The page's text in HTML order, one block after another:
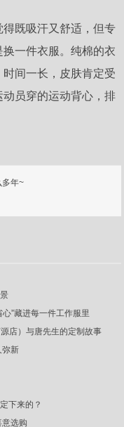
既吸汗又舒适，但专
一件衣服。纯棉的衣
间一长，皮肤肯定受
员穿的运动背心，排
多年~
”藏进每一件工作服里
店）与唐先生的定制故事
弥新
下来的？
选购